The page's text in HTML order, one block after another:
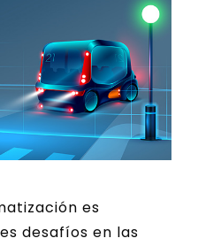
es
desafíos en las